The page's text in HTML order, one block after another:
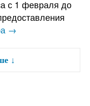
с 1 февраля до
→
↓